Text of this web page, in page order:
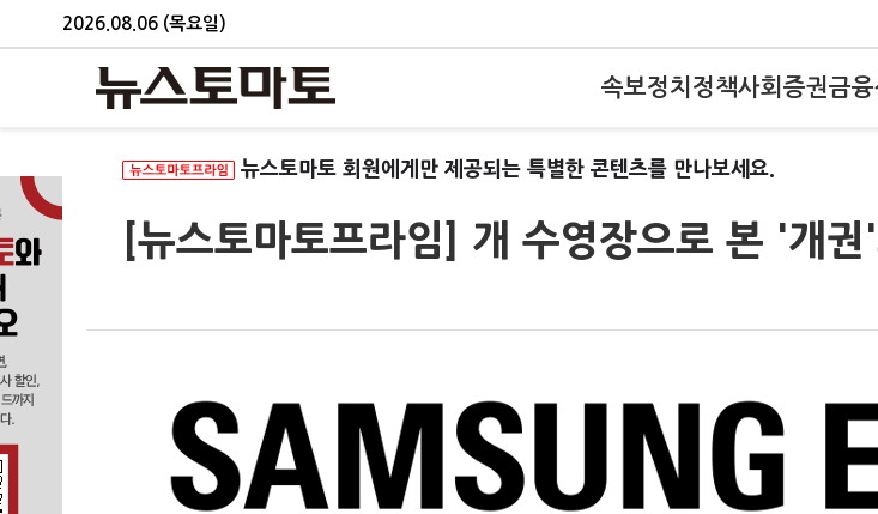
2026.08.06 (목요일)
속보정치 정책사회 증권금융
뉴스토마토 회원에게만 제공되는 특별한 콘텐츠를 만나보세요.
[뉴스토마토프라임] 개 수영장으로 본 '개